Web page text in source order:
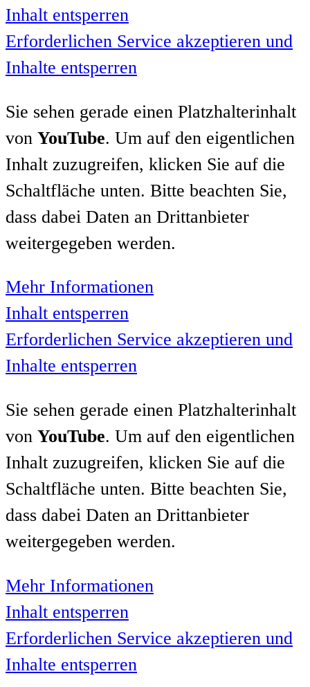
Inhalt entsperren
Erforderlichen Service akzeptieren und
Inhalte entsperren
Sie sehen gerade einen Platzhalterinhalt
von YouTube. Um auf den eigentlichen
Inhalt zuzugreifen, klicken Sie auf die
Schaltfläche unten. Bitte beachten Sie,
dass dabei Daten an Drittanbieter
weitergegeben werden.
Mehr Informationen
Inhalt entsperren
Erforderlichen Service akzeptieren und
Inhalte entsperren
Sie sehen gerade einen Platzhalterinhalt
von YouTube. Um auf den eigentlichen
Inhalt zuzugreifen, klicken Sie auf die
Schaltfläche unten. Bitte beachten Sie,
dass dabei Daten an Drittanbieter
weitergegeben werden.
Mehr Informationen
Inhalt entsperren
Erforderlichen Service akzeptieren und
Inhalte entsperren